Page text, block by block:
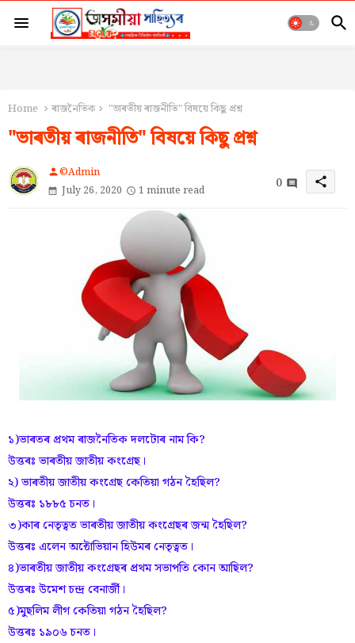
Home ৰাজনৈতিক "ভাৰতীয় ৰাজনীতি" বিষয়ে কিছু প্ৰশ্ন
"ভাৰতীয় ৰাজনীতি" বিষয়ে কিছু প্ৰশ্ন
person©Admin
July 26, 2020
1 minute read 0 share
১)ভাৰতৰ প্ৰথম ৰাজনৈতিক দলটোৰ নাম কি?
উত্তৰঃ ভাৰতীয় জাতীয় কংগ্ৰেছ।
২) ভাৰতীয় জাতীয় কংগ্ৰেছ কেতিয়া গঠন হৈছিল?
উত্তৰঃ ১৮৮৫ চনত।
৩)কাৰ নেতৃত্বত ভাৰতীয় জাতীয় কংগ্ৰেছৰ জন্ম হৈছিল?
উত্তৰঃ এলেন অক্টোভিয়ান হিউমৰ নেতৃত্বত।
৪)ভাৰতীয় জাতীয় কংগ্ৰেছৰ প্ৰথম সভাপতি কোন আছিল?
উত্তৰঃ উমেশ চন্দ্ৰ বেনাৰ্জী।
৫)মুছলিম লীগ কেতিয়া গঠন হৈছিল?
উত্তৰঃ ১৯০৬ চনত।